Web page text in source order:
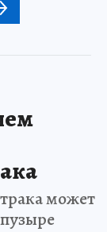
может